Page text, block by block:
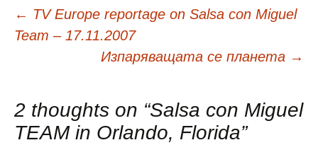
Навигация
публикациите
← TV Europe reportage on Salsa con Miguel
Team – 17.11.2007
Изпаряващата се планета →
2 thoughts on “Salsa con Miguel
TEAM in Orlando, Florida”